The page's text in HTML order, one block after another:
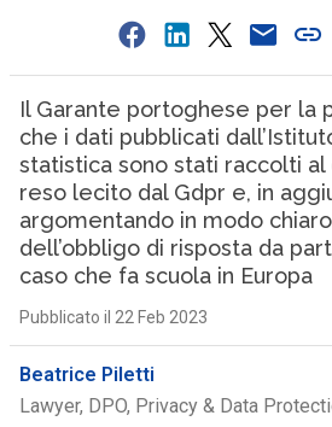
Il Garante portoghese per la
che i dati pubblicati
statistica sono stati raccolti al
reso lecito dal Gdpr e, in
argomentando in modo chiaro
dell’obbligo di risposta da
caso che fa scuola in Europa
Pubblicato il 22 Feb 2023
Beatrice Piletti
Lawyer, DPO, Privacy & Data